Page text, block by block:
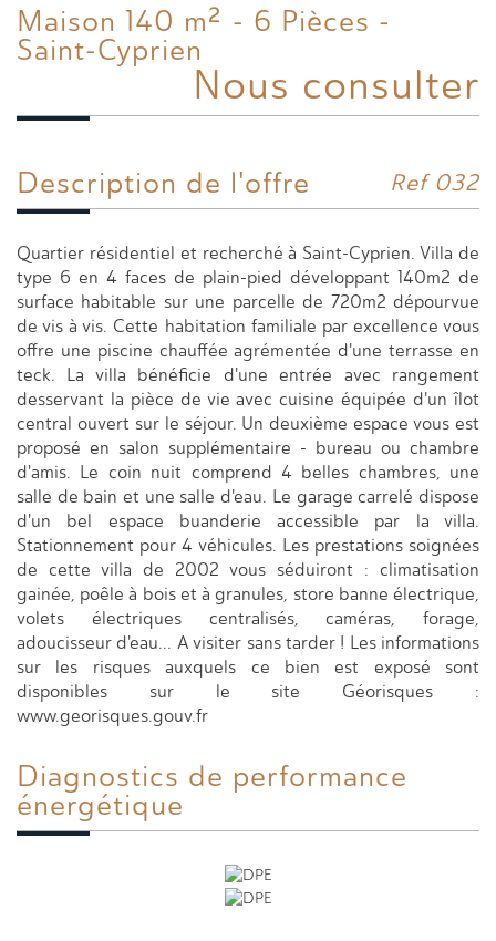
Maison 140 m² - 6 Pièces -
Saint-Cyprien
Nous consulter
Description de l'offre Ref 032
Quartier résidentiel et recherché à Saint-Cyprien. Villa de
type 6 en 4 faces de plain-pied développant 140m2 de
surface habitable sur une parcelle de 720m2 dépourvue
de vis à vis. Cette habitation familiale par excellence vous
offre une piscine chauffée agrémentée d'une terrasse en
teck. La villa bénéficie d'une entrée avec rangement
desservant la pièce de vie avec cuisine équipée d'un îlot
central ouvert sur le séjour. Un deuxième espace vous est
proposé en salon supplémentaire - bureau ou chambre
d'amis. Le coin nuit comprend 4 belles chambres, une
salle de bain et une salle d'eau. Le garage carrelé dispose
d'un bel espace buanderie accessible par la villa.
Stationnement pour 4 véhicules. Les prestations soignées
de cette villa de 2002 vous séduiront : climatisation
gainée, poêle à bois et à granules, store banne électrique,
volets électriques centralisés, caméras, forage,
adoucisseur d'eau... A visiter sans tarder ! Les informations
sur les risques auxquels ce bien est exposé sont
disponibles sur le site Géorisques :
www.georisques.gouv.fr
Diagnostics de performance
énergétique